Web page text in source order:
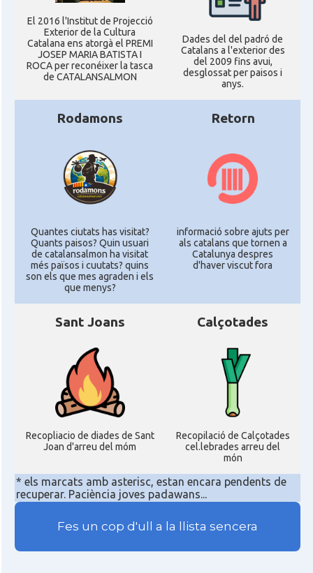
El 2016 l'Institut de Projecció
Exterior de la Cultura
Catalana ens atorgà el PREMI
JOSEP MARIA BATISTA I
ROCA per reconéixer la tasca
de CATALANSALMON
Dades del del padró de
Catalans a l'exterior des
del 2009 fins avui,
desglossat per paisos i
anys.
Rodamons
Quantes ciutats has visitat?
Quants paisos? Quin usuari
de catalansalmon ha visitat
més països i cuutats? quins
son els que mes agraden i els
que menys?
Retorn
informació sobre ajuts per
als catalans que tornen a
Catalunya despres
d'haver viscut fora
Sant Joans
Recopliacio de diades de Sant
Joan d'arreu del móm
Calçotades
Recopilació de Calçotades
cel.lebrades arreu del
món
* els marcats amb asterisc, estan encara pendents de
recuperar. Paciència joves padawans...
Fes un cop d'ull a la llista sencera